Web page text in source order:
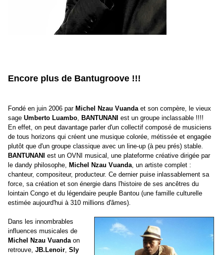
Encore plus de Bantugroove !!!
Fondé en juin 2006 par Michel Nzau Vuandaet son compère, le vieux
sage Umberto Luambo, BANTUNANI
est un groupe inclassable !!!!
En effet, on peut davantage parler d'un collectif composé de musiciens
de tous horizons qui créent une musique colorée, métissée et engagée
plutôt que d'un groupe classique avec un line-up (à peu prés) stable.
BANTUNANI
est un OVNI musical, une plateforme créative dirigée par
le dandy philosophe, Michel Nzau Vuanda, un artiste complet :
chanteur, compositeur, producteur. Ce dernier puise inlassablement sa
force, sa création et son énergie dans l'histoire de ses ancêtres du
lointain Congo et du légendaire peuple Bantou (une famille culturelle
estimée aujourd'hui à 310 millions d'âmes).
Dans les innombrables
influences musicales de
Michel Nzau Vuandaon
retrouve, JB.Lenoir, Sly